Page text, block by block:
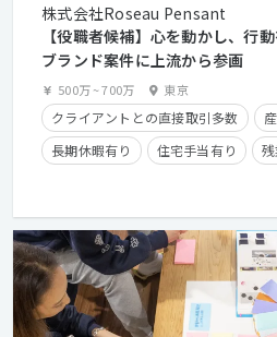
株式会社Roseau Pensant
【役職者候補】心を動かし、行
ブランド案件に上流から参画
500万~700万 東京
クライアントとの直接取引多数
長期休暇有り
住宅手当有り